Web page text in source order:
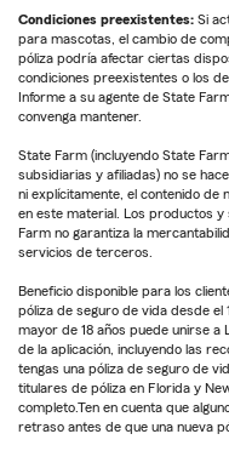
Condiciones preexistentes: Si
para mascotas, el cambio de
póliza podría afectar ciertas
condiciones preexistentes o los
Informe a su agente de State
convenga mantener.
State Farm (incluyendo State
subsidiarias y afiliadas) no se
ni explícitamente, el contenido de
en este material. Los productos
Farm no garantiza la
servicios de terceros.
Beneficio disponible para los
póliza de seguro de vida desde el
mayor de 18 años puede unirse a
de la aplicación, incluyendo las
tengas una póliza de seguro de
titulares de póliza en Florida y
completo.Ten en cuenta que
retraso antes de que una nueva